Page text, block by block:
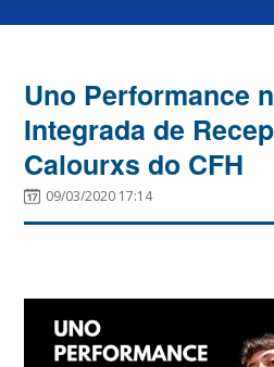
Uno Performance
Integrada de
Calourxs do CFH
09/03/2020 17:14